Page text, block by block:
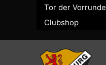
Tor der Vorrunde
Clubshop